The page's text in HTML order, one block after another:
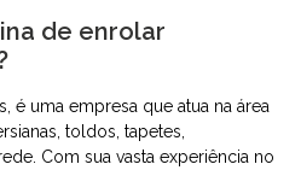
de enrolar
é uma empresa que atua na área
toldos, tapetes,
Com sua vasta experiência no